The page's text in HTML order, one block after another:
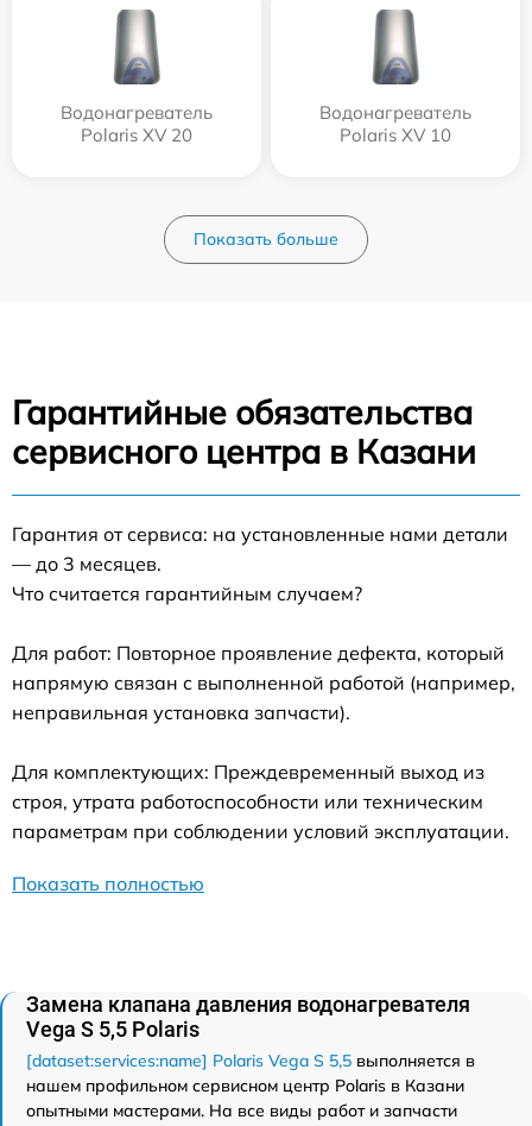
Водонагреватель
Polaris XV 20
Водонагреватель
Polaris XV 10
Показать больше
Гарантийные обязательства
сервисного центра в Казани
Гарантия от сервиса: на установленные нами детали
— до 3 месяцев.
Что считается гарантийным случаем?
Для работ: Повторное проявление дефекта, который
напрямую связан с выполненной работой (например,
неправильная установка запчасти).
Для комплектующих: Преждевременный выход из
строя, утрата работоспособности или техническим
параметрам при соблюдении условий эксплуатации.
Показать полностью
Замена клапана давления водонагревателя
Vega S 5,5 Polaris
[dataset:services:name] Polaris Vega S 5,5 выполняется в
нашем профильном сервисном центр Polaris в Казани
опытными мастерами. На все виды работ и запчасти